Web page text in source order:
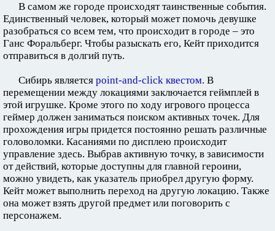
В самом же городе происходят таинственные события.
Единственный человек, который может помочь девушке
разобраться со всем тем, что происходит в городе – это
Ганс Форальберг. Чтобы разыскать его, Кейт приходится
отправиться в долгий путь.
Сибирь является point-and-click квестом. В
перемещении между локациями заключается геймплей в
этой игрушке. Кроме этого по ходу игрового процесса
геймер должен заниматься поиском активных точек. Для
прохождения игры придется постоянно решать различные
головоломки. Касаниями по дисплею происходит
управление здесь. Выбрав активную точку, в зависимости
от действий, которые доступны для главной героини,
можно увидеть, как указатель приобрел другую форму.
Кейт может выполнить переход на другую локацию. Также
она может взять другой предмет или поговорить с
персонажем.